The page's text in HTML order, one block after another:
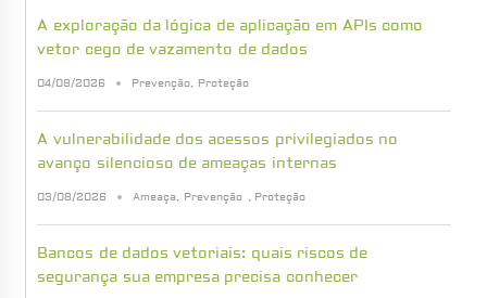
A exploração da lógica de aplicação em APIs como
vetor cego de vazamento de dados
04/08/2026 Prevenção, Proteção
A vulnerabilidade dos acessos privilegiados no
avanço silencioso de ameaças internas
03/08/2026 Ameaça, Prevenção , Proteção
Bancos de dados vetoriais: quais riscos de
segurança sua empresa precisa conhecer